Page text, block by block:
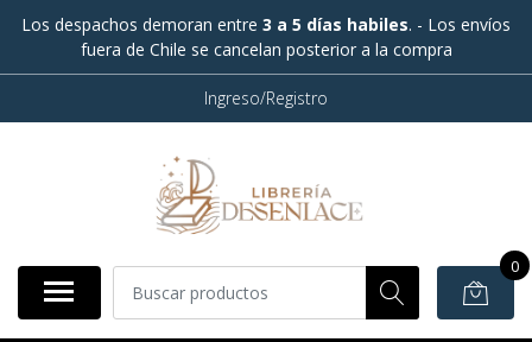
Los despachos demoran entre 3 a 5 días habiles. - Los envíos
fuera de Chile se cancelan posterior a la compra
Ingreso/Registro
0